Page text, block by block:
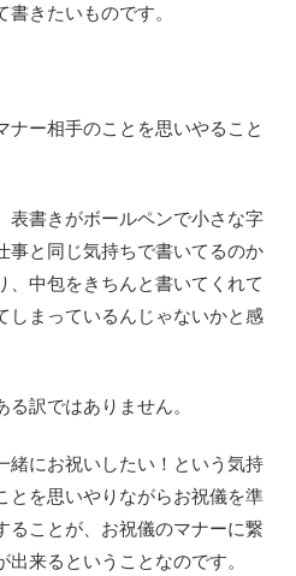
きたいものです。
ナー相手のことを思いやること
表書きがボールペンで小さな字
事と同じ気持ちで書いてるのか
、中包をきちんと書いてくれて
しまっているんじゃないかと感
訳ではありません。
緒にお祝いしたい！という気持
とを思いやりながらお祝儀を準
ることが、お祝儀のマナーに繋
来るということなのです。